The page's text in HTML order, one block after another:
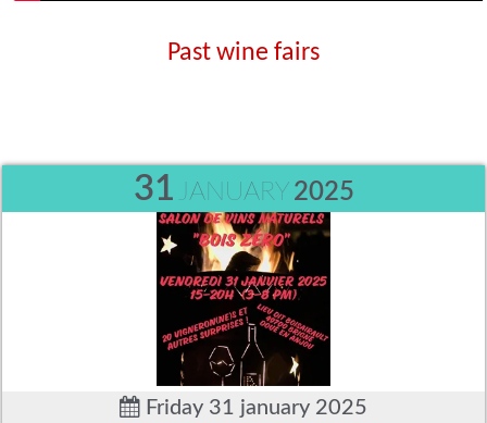
Past wine fairs
31 JANUARY 2025
Friday 31 january 2025